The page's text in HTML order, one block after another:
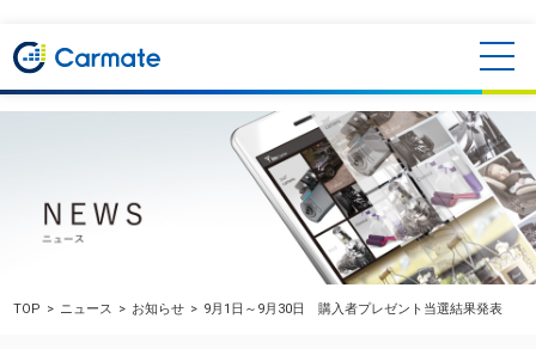
TOP ニュース お知らせ 9月1日～9月30日 購入者プレゼント当選結果発表